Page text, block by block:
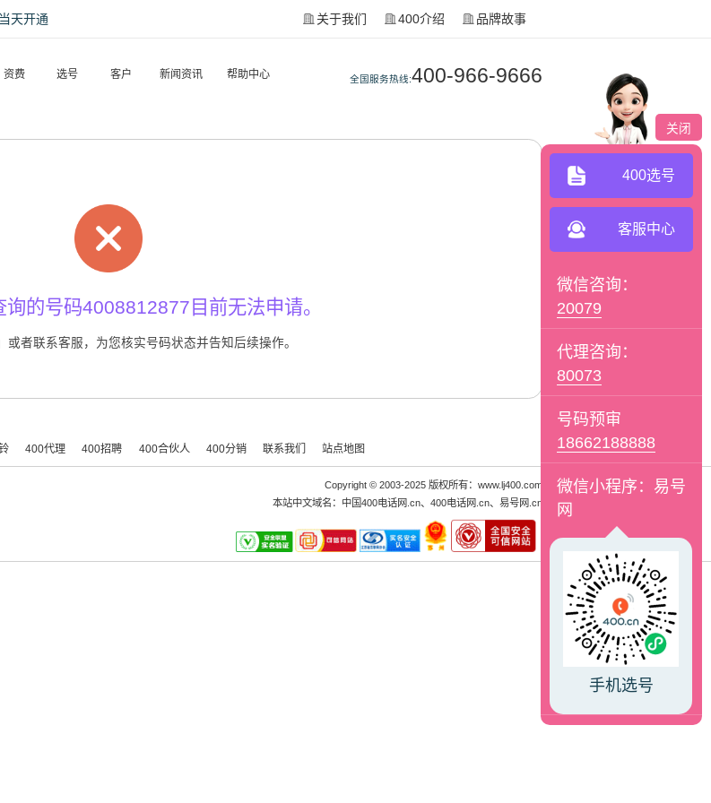
天开通 关于我们 400介绍 品牌故事
全国服务热线:400-966-9666
资费 选号 客户 新闻资讯 帮助中心
的号码4008812877目前无法申请。
或者联系客服，为您核实号码状态并告知后续操作。
400代理 400招聘 400合伙人 400分销 联系我们 站点地图
Copyright © 2003-2025 版权所有：www.lj400.com
本站中文域名： 中国400电话网.cn、 400电话网.cn、 易号网.cn
关闭
400选号
客服中心
微信咨询：
20079
代理咨询：
80073
号码预审
18662188888
微信小程序：易号
网
手机选号